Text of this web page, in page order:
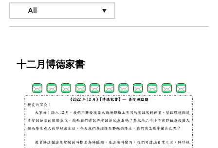
十二月博德家書